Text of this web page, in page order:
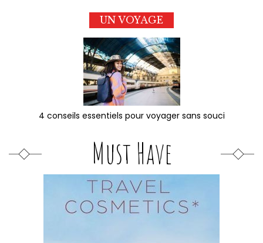
UN VOYAGE
4 conseils essentiels pour voyager sans souci
Must Have